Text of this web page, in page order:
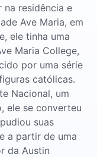
residência e
Ave Maria, em
ele tinha uma
Maria College,
por uma série
católicas.
Nacional, um
ele se converteu
suas
a partir de uma
da Austin